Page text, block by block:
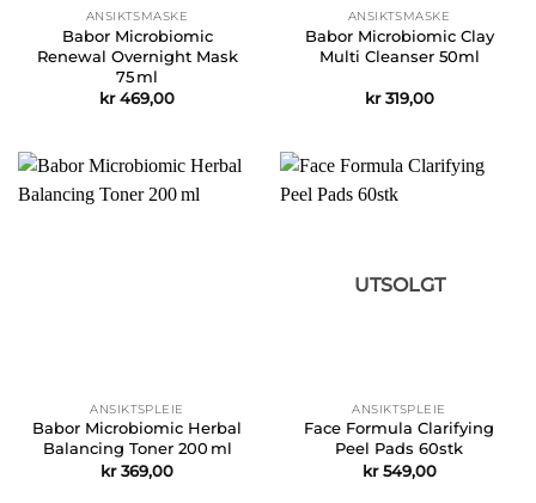
ANSIKTSMASKE
Babor Microbiomic
Renewal Overnight Mask
75 ml
kr469,00
ANSIKTSMASKE
Babor Microbiomic Clay
Multi Cleanser 50ml
kr319,00
ANSIKTSPLEIE
Babor Microbiomic Herbal
Balancing Toner 200 ml
kr369,00
UTSOLGT
ANSIKTSPLEIE
Face Formula Clarifying
Peel Pads 60stk
kr549,00